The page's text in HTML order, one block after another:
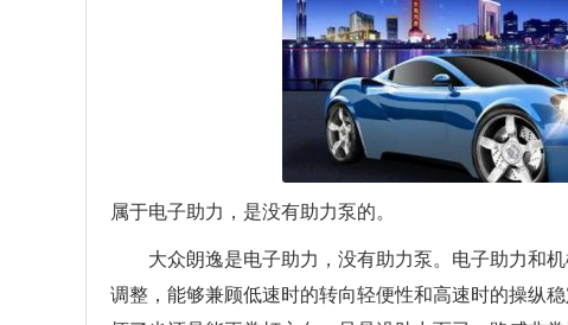
属于电子助力，是没有助力泵的。
大众朗逸是电子助力，没有助力泵。电子助力和
调整，能够兼顾低速时的转向轻便性和高速时的操纵